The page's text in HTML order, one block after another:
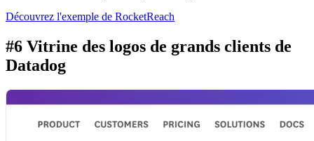
Découvrez l'exemple de RocketReach
#6 Vitrine des logos de grands clients de
Datadog